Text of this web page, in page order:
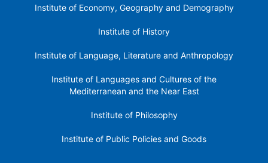
Institute of Economy, Geography and Demography
Institute of History
Institute of Language, Literature and Anthropology
Institute of Languages ​​and Cultures of the
Mediterranean and the Near East
Institute of Philosophy
Institute of Public Policies and Goods